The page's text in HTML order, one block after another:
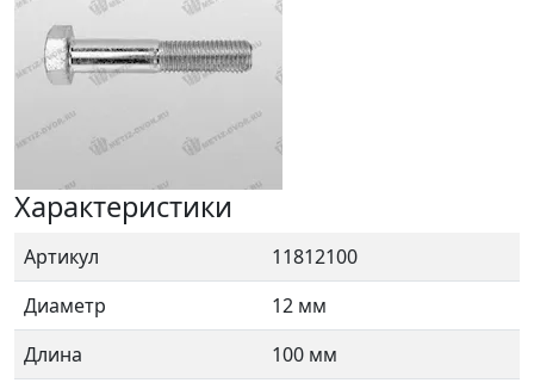
Характеристики
Артикул
11812100
Диаметр
12 мм
Длина
100 мм